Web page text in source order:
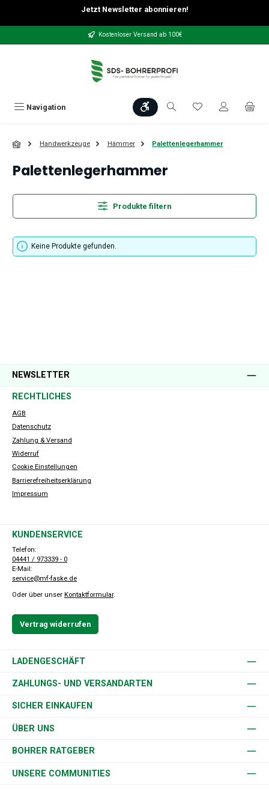
Zum Hauptinhalt springenJetzt Newsletter abonnieren!
Kostenloser Versand ab 100€
Navigation Werkzeugleiste anzeigen
Du hast 0
Handwerkzeuge Hämmer Palettenlegerhammer
Palettenlegerhammer
Produkte filtern
Keine Produkte gefunden.
NEWSLETTER
RECHTLICHES
AGB
Datenschutz
Zahlung & Versand
Widerruf
Cookie Einstellungen
Barrierefreiheitserklärung
Impressum
KUNDENSERVICE
Telefon:
04441 / 973339 - 0
E-Mail:
service@mf-faske.de
Oder über unser Kontaktformular.
Vertrag widerrufen
LADENGESCHÄFT
ZAHLUNGS- UND VERSANDARTEN
SICHER EINKAUFEN
ÜBER UNS
BOHRER RATGEBER
UNSERE COMMUNITIES